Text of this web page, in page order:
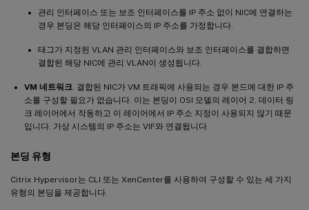
관리 인터페이스 또는 보조 인터페이스를 IP 주소 없이 NIC에 연결하는
경우 본딩은 해당 인터페이스의 IP 주소를 가정합니다.
태그가 지정된 VLAN 관리 인터페이스와 보조 인터페이스를 결합하면
결합된 해당 NIC에 관리 VLAN이 생성됩니다.
VM 네트워크 . 결합된 NIC가 VM 트래픽에 사용되는 경우 본드에 대한 IP 주
소를 구성할 필요가 없습니다. 이는 본딩이 OSI 모델의 레이어 2, 데이터 링
크 레이어에서 작동하고 이 레이어에서 IP 주소 지정이 사용되지 않기 때문
입니다. 가상 시스템의 IP 주소는 VIF와 연결됩니다.
본딩 유형
Citrix Hypervisor는 CLI 또는 XenCenter를 사용하여 구성할 수 있는 세 가지
유형의 본딩을 제공합니다.